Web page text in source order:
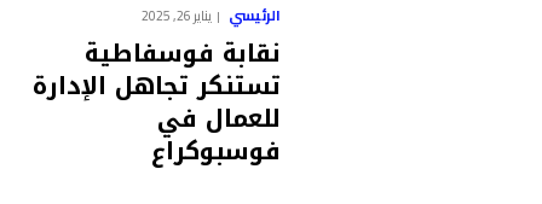
الرئيسي يناير 26, 2025
نقابة فوسفاطية
تستنكر تجاهل الإدارة
للعمال في
فوسبوكراع